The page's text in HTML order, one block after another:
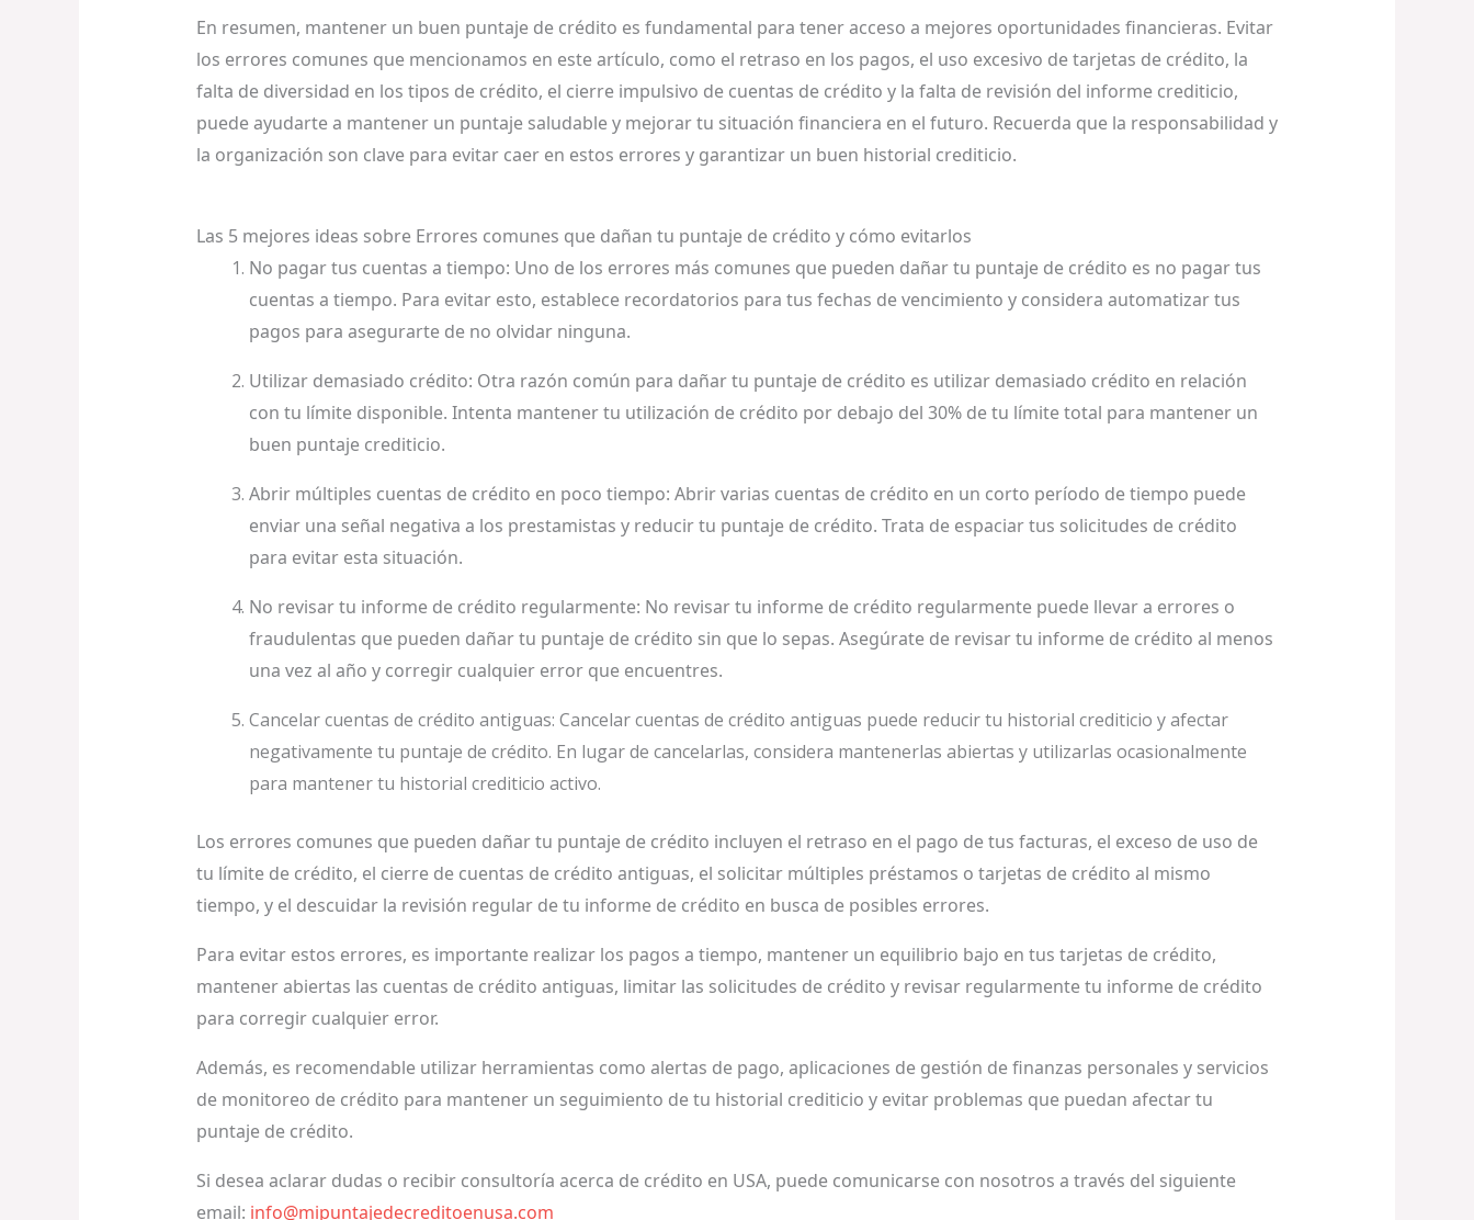
En resumen, mantener un buen puntaje de crédito es fundamental para tener acceso a mejores oportunidades financieras. Evitar
los errores comunes que mencionamos en este artículo, como el retraso en los pagos, el uso excesivo de tarjetas de crédito, la
falta de diversidad en los tipos de crédito, el cierre impulsivo de cuentas de crédito y la falta de revisión del informe crediticio,
puede ayudarte a mantener un puntaje saludable y mejorar tu situación financiera en el futuro. Recuerda que la responsabilidad y
la organización son clave para evitar caer en estos errores y garantizar un buen historial crediticio.
Las 5 mejores ideas sobre Errores comunes que dañan tu puntaje de crédito y cómo evitarlos
No pagar tus cuentas a tiempo: Uno de los errores más comunes que pueden dañar tu puntaje de crédito es no pagar tus
cuentas a tiempo. Para evitar esto, establece recordatorios para tus fechas de vencimiento y considera automatizar tus
pagos para asegurarte de no olvidar ninguna.
Utilizar demasiado crédito: Otra razón común para dañar tu puntaje de crédito es utilizar demasiado crédito en relación
con tu límite disponible. Intenta mantener tu utilización de crédito por debajo del 30% de tu límite total para mantener un
buen puntaje crediticio.
Abrir múltiples cuentas de crédito en poco tiempo: Abrir varias cuentas de crédito en un corto período de tiempo puede
enviar una señal negativa a los prestamistas y reducir tu puntaje de crédito. Trata de espaciar tus solicitudes de crédito
para evitar esta situación.
No revisar tu informe de crédito regularmente: No revisar tu informe de crédito regularmente puede llevar a errores o
fraudulentas que pueden dañar tu puntaje de crédito sin que lo sepas. Asegúrate de revisar tu informe de crédito al menos
una vez al año y corregir cualquier error que encuentres.
Cancelar cuentas de crédito antiguas: Cancelar cuentas de crédito antiguas puede reducir tu historial crediticio y afectar
negativamente tu puntaje de crédito. En lugar de cancelarlas, considera mantenerlas abiertas y utilizarlas ocasionalmente
para mantener tu historial crediticio activo.
Los errores comunes que pueden dañar tu puntaje de crédito incluyen el retraso en el pago de tus facturas, el exceso de uso de
tu límite de crédito, el cierre de cuentas de crédito antiguas, el solicitar múltiples préstamos o tarjetas de crédito al mismo
tiempo, y el descuidar la revisión regular de tu informe de crédito en busca de posibles errores.
Para evitar estos errores, es importante realizar los pagos a tiempo, mantener un equilibrio bajo en tus tarjetas de crédito,
mantener abiertas las cuentas de crédito antiguas, limitar las solicitudes de crédito y revisar regularmente tu informe de crédito
para corregir cualquier error.
Además, es recomendable utilizar herramientas como alertas de pago, aplicaciones de gestión de finanzas personales y servicios
de monitoreo de crédito para mantener un seguimiento de tu historial crediticio y evitar problemas que puedan afectar tu
puntaje de crédito.
Si desea aclarar dudas o recibir consultoría acerca de crédito en USA, puede comunicarse con nosotros a través del siguiente
email: info@mipuntajedecreditoenusa.com